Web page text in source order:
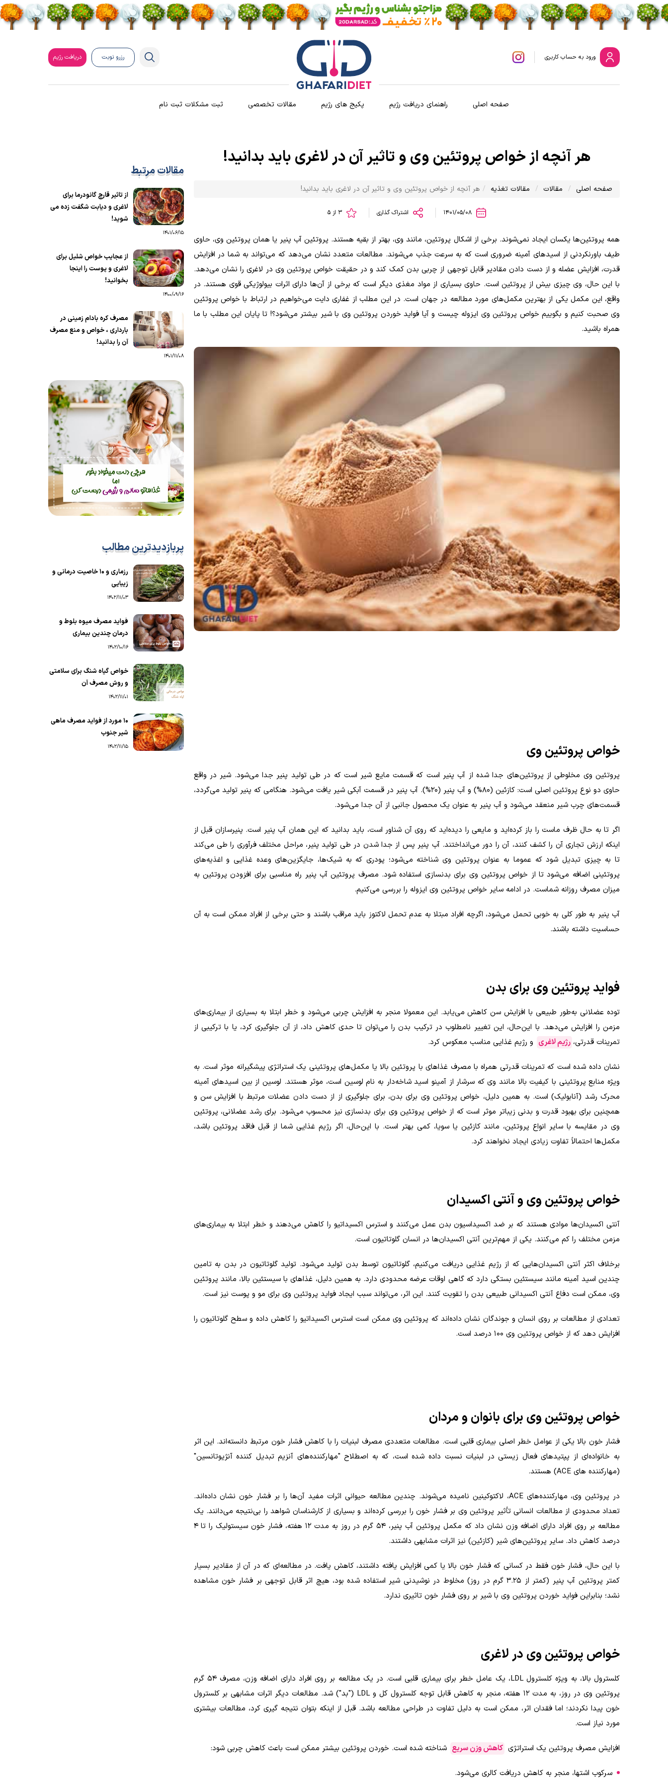
ورود به حساب کاربری رزرو نوبت دریافت رژیم
صفحه اصلی راهنمای دریافت رژیم پکیج های رژیم مقالات تخصصی ثبت مشکلات ثبت نام
هر آنچه از خواص پروتئین وی و تاثیر آن در لاغری باید بدانید!
صفحه اصلی مقالات مقالات تغذیه هر آنچه از خواص پروتئین وی و تاثیر آن در لاغری باید بدانید!
1401/05/08 اشتراک گذاری 3 از 5
همه پروتئین‌ها یکسان ایجاد نمی‌شوند. برخی از اشکال پروتئین، مانند وی، بهتر از بقیه هستند. پروتئین آب پنیر یا همان پروتئین وی، حاوی
طیف باورنکردنی از اسیدهای آمینه ضروری است که به سرعت جذب می‌شوند. مطالعات متعدد نشان می‌دهد که می‌تواند به شما در افزایش
قدرت، افزایش عضله و از دست دادن مقادیر قابل توجهی از چربی بدن کمک کند و در حقیقت خواص پروتئین وی در لاغری را نشان می‌دهد.
با این حال، وی چیزی بیش از پروتئین است. حاوی بسیاری از مواد مغذی دیگر است که برخی از آن‌ها دارای اثرات بیولوژیکی قوی هستند. در
واقع، این مکمل یکی از بهترین مکمل‌های مورد مطالعه در جهان است. در این مطلب از غفاری دایت می‌خواهیم در ارتباط با خواص پروتئین
وی صحبت کنیم و بگوییم خواص پروتئین وی ایزوله چیست و آیا فواید خوردن پروتئین وی با شیر بیشتر می‌شود؟! تا پایان این مطلب با ما
همراه باشید.
خواص پروتئین وی
پروتئین وی مخلوطی از پروتئین‌های جدا شده از آب پنیر است که قسمت مایع شیر است که در طی تولید پنیر جدا می‌شود. شیر در واقع
حاوی دو نوع پروتئین اصلی است: کازئین (۸۰%) و آب پنیر (۲۰%). آب پنیر در قسمت آبکی شیر یافت می‌شود. هنگامی که پنیر تولید می‌گردد،
قسمت‌های چرب شیر منعقد می‌شود و آب پنیر به عنوان یک محصول جانبی از آن جدا می‌شود.
اگر تا به حال ظرف ماست را باز کرده‌اید و مایعی را دیده‌اید که روی آن شناور است، باید بدانید که این همان آب پنیر است. پنیرسازان قبل از
اینکه ارزش تجاری آن را کشف کنند، آن را دور می‌انداختند. آب پنیر پس از جدا شدن در طی تولید پنیر، مراحل مختلف فرآوری را طی می‌کند
تا به چیزی تبدیل شود که عموما به عنوان پروتئین وی شناخته می‌شود؛ پودری که به شیک‌ها، جایگزین‌های وعده غذایی و اغذیه‌های
پروتئینی اضافه می‌شود تا از خواص پروتئین وی برای بدنسازی استفاده شود. مصرف پروتئین آب پنیر راه مناسبی برای افزودن پروتئین به
میزان مصرف روزانه شماست. در ادامه سایر خواص پروتئین وی ایزوله را بررسی می‌کنیم.
آب پنیر به طور کلی به خوبی تحمل می‌شود، اگرچه افراد مبتلا به عدم تحمل لاکتوز باید مراقب باشند و حتی برخی از افراد ممکن است به آن
حساسیت داشته باشند.
فواید پروتئین وی برای بدن
توده عضلانی به‌طور طبیعی با افزایش سن کاهش می‌یابد. این معمولا منجر به افزایش چربی می‌شود و خطر ابتلا به بسیاری از بیماری‌های
مزمن را افزایش می‌دهد. با این‌حال، این تغییر نامطلوب در ترکیب بدن را می‌توان تا حدی کاهش داد، از آن جلوگیری کرد، یا با ترکیبی از
تمرینات قدرتی، رژیم لاغری و رژیم غذایی مناسب معکوس کرد.
نشان داده شده است که تمرینات قدرتی همراه با مصرف غذاهای با پروتئین بالا یا مکمل‌های پروتئینی یک استراتژی پیشگیرانه موثر است. به
ویژه منابع پروتئینی با کیفیت بالا مانند وی که سرشار از آمینو اسید شاخه‌دار به نام لوسین است، موثر هستند. لوسین از بین اسیدهای آمینه
محرک رشد (آنابولیک) است. به همین دلیل، خواص پروتئین وی برای بدن، برای جلوگیری از از دست دادن عضلات مرتبط با افزایش سن و
همچنین برای بهبود قدرت و بدنی زیباتر موثر است که از خواص پروتئین وی برای بدنسازی نیز محسوب می‌شود. برای رشد عضلانی، پروتئین
وی در مقایسه با سایر انواع پروتئین، مانند کازئین یا سویا، کمی بهتر است. با این‌حال، اگر رژیم غذایی شما از قبل فاقد پروتئین باشد،
مکمل‌ها احتمالاً تفاوت زیادی ایجاد نخواهند کرد.
خواص پروتئین وی و آنتی اکسیدان
آنتی اکسیدان‌ها موادی هستند که بر ضد اکسیداسیون بدن عمل می‌کنند و استرس اکسیداتیو را کاهش می‌دهند و خطر ابتلا به بیماری‌های
مزمن مختلف را کم می‌کنند. یکی از مهم‌ترین آنتی اکسیدان‌ها در انسان گلوتاتیون است.
برخلاف اکثر آنتی اکسیدان‌هایی که از رژیم غذایی دریافت می‌کنیم، گلوتاتیون توسط بدن تولید می‌شود. تولید گلوتاتیون در بدن به تامین
چندین اسید آمینه مانند سیستئین بستگی دارد که گاهی اوقات عرضه محدودی دارد. به همین دلیل، غذاهای با سیستئین بالا، مانند پروتئین
وی، ممکن است دفاع آنتی اکسیدانی طبیعی بدن را تقویت کنند. این اثر، می‌تواند سبب ایجاد فواید پروتئین وی برای مو و پوست نیز است.
تعدادی از مطالعات بر روی انسان و جوندگان نشان داده‌اند که پروتئین وی ممکن است استرس اکسیداتیو را کاهش داده و سطح گلوتاتیون را
افزایش دهد که از خواص پروتئین وی ۱۰۰ درصد است.
خواص پروتئین وی برای بانوان و مردان
فشار خون بالا یکی از عوامل خطر اصلی بیماری قلبی است. مطالعات متعددی مصرف لبنیات را با کاهش فشار خون مرتبط دانسته‌اند. این اثر
به خانواده‌ای از پپتیدهای فعال زیستی در لبنیات نسبت داده شده است، که به اصطلاح "مهارکننده‌های آنزیم تبدیل کننده آنژیوتانسین"
(مهارکننده های ACE) هستند.
در پروتئین وی، مهارکننده‌هایACE، لاکتوکینین نامیده می‌شوند. چندین مطالعه حیوانی اثرات مفید آن‌ها را بر فشار خون نشان داده‌اند.
تعداد محدودی از مطالعات انسانی تأثیر پروتئین وی بر فشار خون را بررسی کرده‌اند و بسیاری از کارشناسان شواهد را بی‌نتیجه می‌دانند. یک
مطالعه بر روی افراد دارای اضافه وزن نشان داد که مکمل پروتئین آب پنیر، ۵۴ گرم در روز به مدت ۱۲ هفته، فشار خون سیستولیک را تا ۴
درصد کاهش داد. سایر پروتئین‌های شیر (کازئین) نیز اثرات مشابهی داشتند.
با این حال، فشار خون فقط در کسانی که فشار خون بالا یا کمی افزایش یافته داشتند، کاهش یافت. در مطالعه‌ای که در آن از مقادیر بسیار
کمتر پروتئین آب پنیر (کمتر از ۳.۲۵ گرم در روز) مخلوط در نوشیدنی شیر استفاده شده بود، هیچ اثر قابل توجهی بر فشار خون مشاهده
نشد؛ بنابراین فواید خوردن پروتئین وی با شیر بر روی فشار خون تاثیری ندارد.
خواص پروتئین وی در لاغری
کلسترول بالا، به ویژه کلسترولLDL
، یک عامل خطر برای بیماری قلبی است. در یک مطالعه بر روی افراد دارای اضافه وزن، مصرف ۵۴ گرم
پروتئین وی در روز، به مدت ۱۲ هفته، منجر به کاهش قابل توجه کلسترول کل و
LDL ("بد") شد. مطالعات دیگر اثرات مشابهی بر کلسترول
خون پیدا نکردند؛ اما فقدان اثر، ممکن است به دلیل تفاوت در طراحی مطالعه باشد. قبل از اینکه بتوان نتیجه گیری کرد، مطالعات بیشتری
مورد نیاز است.
افزایش مصرف پروتئین یک استراتژی کاهش وزن سریع شناخته شده است. خوردن پروتئین بیشتر ممکن است باعث کاهش چربی شود:
سرکوب اشتها، منجر به کاهش دریافت کالری می‌شود.
مقالات مرتبط
از تاثیر قارچ گانودرما برای
لاغری و دیابت شگفت زده می
شوید!
1401/06/15
از عجایب خواص شلیل برای
لاغری و پوست را اینجا
بخوانید!
1400/09/16
مصرف کره بادام زمینی در
بارداری ، خواص و منع مصرف
آن را بدانید!
1401/11/08
پربازدیدترین مطالب
رزماری و ۱۰ خاصیت درمانی و
زیبایی
1402/11/03
فواید مصرف میوه بلوط و
درمان چندین بیماری
1402/10/16
خواص گیاه شنگ برای سلامتی
و روش مصرف آن
1402/11/01
۱۰ مورد از فواید مصرف ماهی
شیر جنوب
1402/11/15